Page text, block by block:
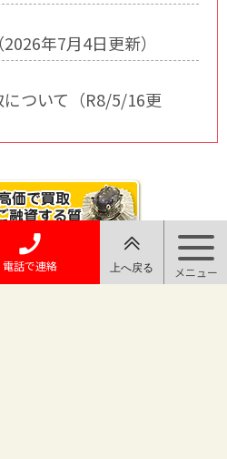
年7月4日更新）
ついて（R8/5/16更
電話で連絡